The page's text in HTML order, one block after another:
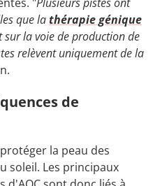
que lathérapie génique
la voie de production de
relèvent uniquement de la
de
la peau des
soleil. Les principaux